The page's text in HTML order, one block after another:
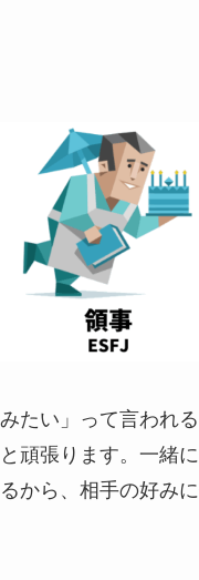
みたい」って言われ
頑張ります。一緒
から、相手の好み